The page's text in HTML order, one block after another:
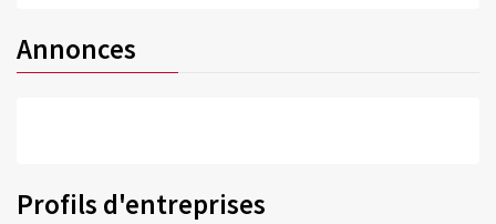
Annonces
Profils d'entreprises